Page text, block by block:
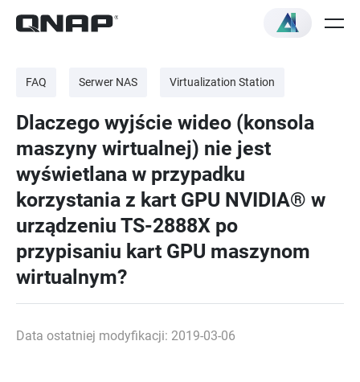
FAQ Serwer NAS Virtualization Station
Dlaczego wyjście wideo (konsola
maszyny wirtualnej) nie jest
wyświetlana w przypadku
korzystania z kart GPU NVIDIA® w
urządzeniu TS-2888X po
przypisaniu kart GPU maszynom
wirtualnym?
Data ostatniej modyfikacji: 2019-03-06